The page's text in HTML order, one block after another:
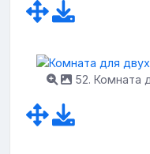
52. Комната